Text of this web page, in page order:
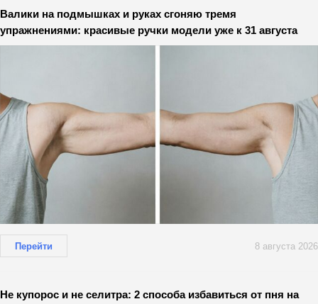
Валики на подмышках и руках сгоняю тремя
упражнениями: красивые ручки модели уже к 31 августа
Перейти 8 августа 2026
Не купорос и не селитра: 2 способа избавиться от пня на